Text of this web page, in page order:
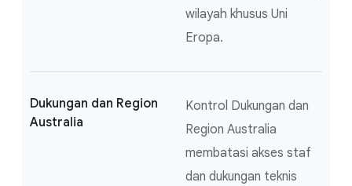
wilayah khusus Uni
Eropa.
Dukungan dan Region
Australia
Kontrol Dukungan dan
Region Australia
membatasi akses staf
dan dukungan teknis